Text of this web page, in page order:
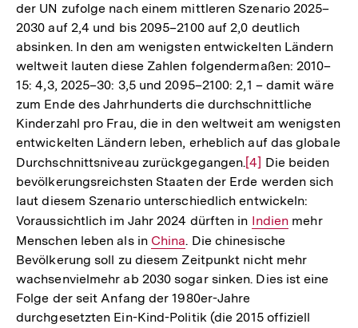
der UN zufolge nach einem mittleren Szenario 2025–
2030 auf 2,4 und bis 2095–2100 auf 2,0 deutlich
absinken. In den am wenigsten entwickelten Ländern
weltweit lauten diese Zahlen folgendermaßen: 2010–
15: 4,3, 2025–30: 3,5 und 2095–2100: 2,1 – damit wäre
zum Ende des Jahrhunderts die durchschnittliche
Kinderzahl pro Frau, die in den weltweit am wenigsten
entwickelten Ländern leben, erheblich auf das globale
Durchschnittsniveau zurückgegangen.Zur
Auflösung
der
Fußnote
[4] Die beiden
bevölkerungsreichsten Staaten der Erde werden sich
laut diesem Szenario unterschiedlich entwickeln:
Voraussichtlich im Jahr 2024 dürften in Interner
Link:
Indien mehr
Menschen leben als in Interner
Link:
China. Die chinesische
Bevölkerung soll zu diesem Zeitpunkt nicht mehr
wachsenvielmehr ab 2030 sogar sinken. Dies ist eine
Folge der seit Anfang der 1980er-Jahre
durchgesetzten Ein-Kind-Politik (die 2015 offiziell